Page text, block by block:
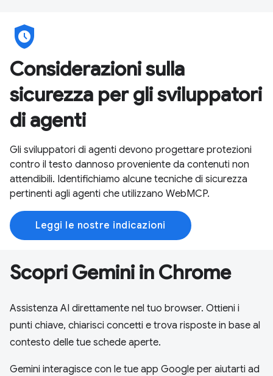
safety_check
Considerazioni sulla
sicurezza per gli sviluppatori
di agenti
Gli sviluppatori di agenti devono progettare protezioni
contro il testo dannoso proveniente da contenuti non
attendibili. Identifichiamo alcune tecniche di sicurezza
pertinenti agli agenti che utilizzano WebMCP.
Leggi le nostre indicazioni
Scopri Gemini in Chrome
Assistenza AI direttamente nel tuo browser. Ottieni i
punti chiave, chiarisci concetti e trova risposte in base al
contesto delle tue schede aperte.
Gemini interagisce con le tue app Google per aiutarti ad